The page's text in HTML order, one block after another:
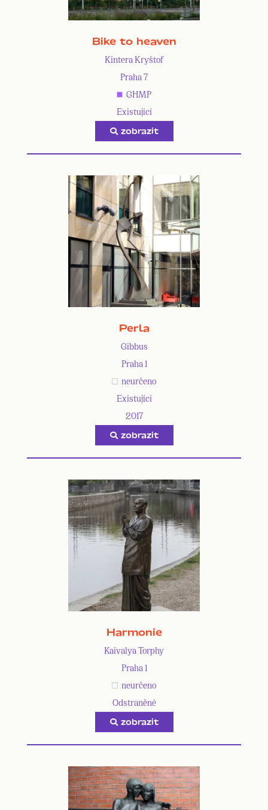
Bike to heaven
Kintera Kryštof
Praha 7
GHMP
Existující
zobrazit
Perla
Gibbus
Praha 1
neurčeno
Existující
2017
zobrazit
Harmonie
Kaivalya Torphy
Praha 1
neurčeno
Odstraněné
zobrazit